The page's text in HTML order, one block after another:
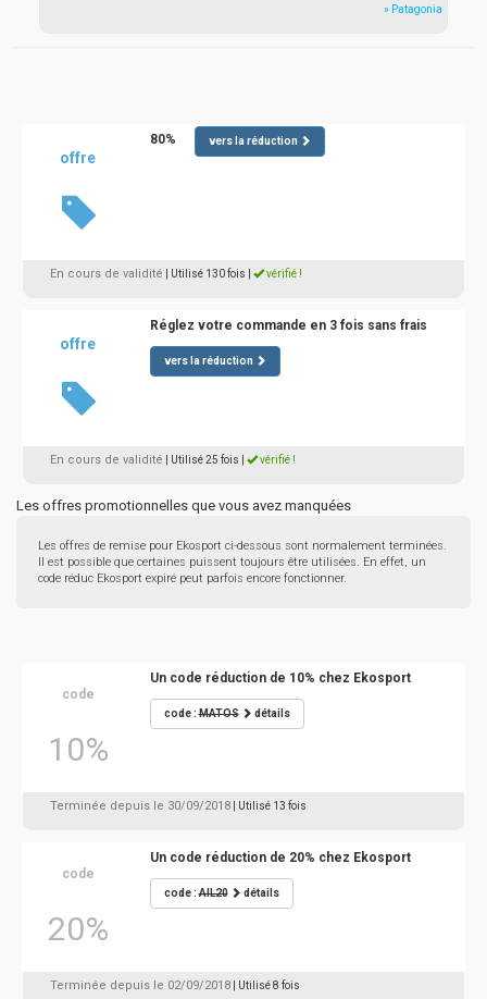
» Patagonia
offre
80% vers la réduction
En cours de validité | Utilisé 130 fois vérifié !
offre
Réglez votre commande en 3 fois sans frais
vers la réduction
En cours de validité | Utilisé 25 fois vérifié !
Les offres promotionnelles que vous avez manquées
Les offres de remise pour Ekosport ci-dessous sont normalement terminées.
Il est possible que certaines puissent toujours être utilisées. En effet, un
code réduc Ekosport expiré peut parfois encore fonctionner.
code
10%
Un code réduction de 10% chez Ekosport
code :MATOS détails
Terminée depuis le 30/09/2018 | Utilisé 13 fois
code
20%
Un code réduction de 20% chez Ekosport
code :AIL20 détails
Terminée depuis le 02/09/2018 | Utilisé 8 fois